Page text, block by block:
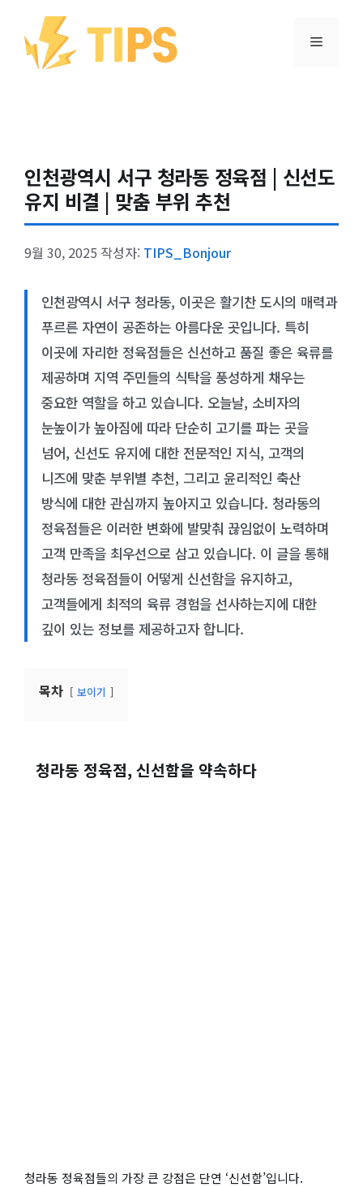
건너뛰기
메뉴
인천광역시 서구 청라동 정육점 | 신선도
유지 비결 | 맞춤 부위 추천
9월 30, 2025 작성자: TIPS_Bonjour
인천광역시 서구 청라동, 이곳은 활기찬 도시의 매력과
푸르른 자연이 공존하는 아름다운 곳입니다. 특히
이곳에 자리한 정육점들은 신선하고 품질 좋은 육류를
제공하며 지역 주민들의 식탁을 풍성하게 채우는
중요한 역할을 하고 있습니다. 오늘날, 소비자의
눈높이가 높아짐에 따라 단순히 고기를 파는 곳을
넘어, 신선도 유지에 대한 전문적인 지식, 고객의
니즈에 맞춘 부위별 추천, 그리고 윤리적인 축산
방식에 대한 관심까지 높아지고 있습니다. 청라동의
정육점들은 이러한 변화에 발맞춰 끊임없이 노력하며
고객 만족을 최우선으로 삼고 있습니다. 이 글을 통해
청라동 정육점들이 어떻게 신선함을 유지하고,
고객들에게 최적의 육류 경험을 선사하는지에 대한
깊이 있는 정보를 제공하고자 합니다.
목차 보이기
청라동 정육점, 신선함을 약속하다
청라동 정육점들의 가장 큰 강점은 단연 ‘신선함’입니다.